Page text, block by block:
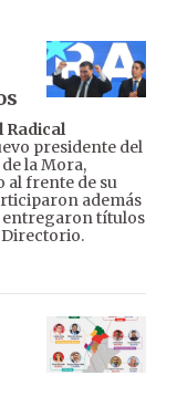
Radical
presidente del
la Mora,
al frente de su
además
entregaron títulos